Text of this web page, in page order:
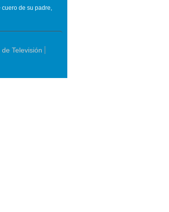
cuero de su padre,
Televisión